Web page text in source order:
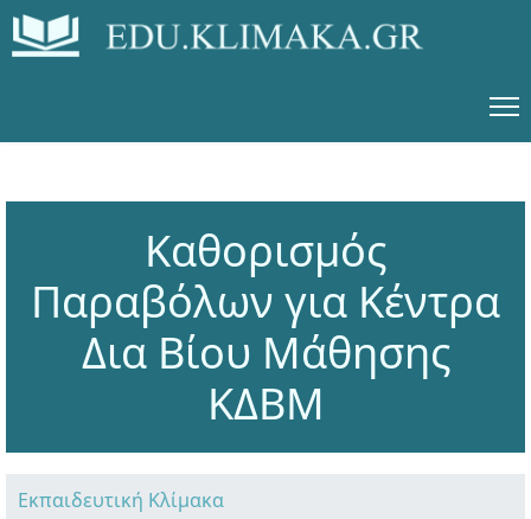
Καθορισμός
Παραβόλων για Κέντρα
Δια Βίου Μάθησης
ΚΔΒΜ
Εκπαιδευτική Κλίμακα